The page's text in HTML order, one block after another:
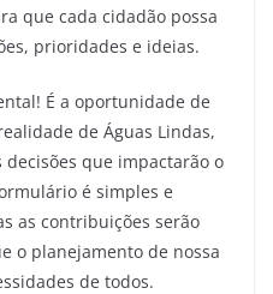
que cada cidadão possa
prioridades e ideias.
É a oportunidade de
de Águas Lindas,
que impactarão o
é simples e
as contribuições serão
o planejamento de nossa
de todos.